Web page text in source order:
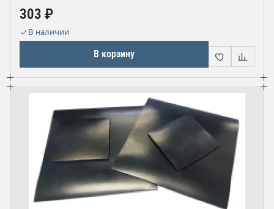
303 ₽
В наличии
В корзину